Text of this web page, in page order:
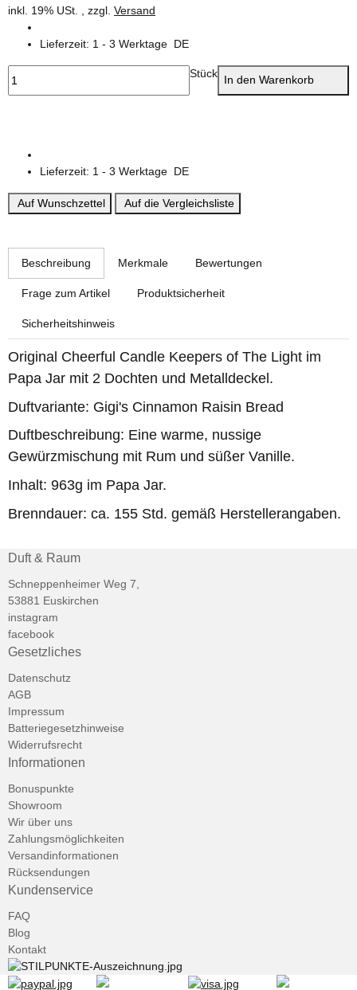
inkl. 19% USt. , zzgl. Versand
Lieferzeit: 1 - 3 Werktage DE
Stück In den Warenkorb
Lieferzeit: 1 - 3 Werktage DE
Auf Wunschzettel Auf die Vergleichsliste
Beschreibung Merkmale Bewertungen
Frage zum Artikel Produktsicherheit
Sicherheitshinweis
Original Cheerful Candle Keepers of The Light im
Papa Jar mit 2 Dochten und Metalldeckel.
Duftvariante: Gigi's Cinnamon Raisin Bread
Duftbeschreibung: Eine warme, nussige
Gewürzmischung mit Rum und süßer Vanille.
Inhalt: 963g im Papa Jar.
Brenndauer: ca. 155 Std. gemäß Herstellerangaben.
Duft & Raum
Schneppenheimer Weg 7,
53881 Euskirchen
instagram
facebook
Gesetzliches
Datenschutz
AGB
Impressum
Batteriegesetzhinweise
Widerrufsrecht
Informationen
Bonuspunkte
Showroom
Wir über uns
Zahlungsmöglichkeiten
Versandinformationen
Rücksendungen
Kundenservice
FAQ
Blog
Kontakt